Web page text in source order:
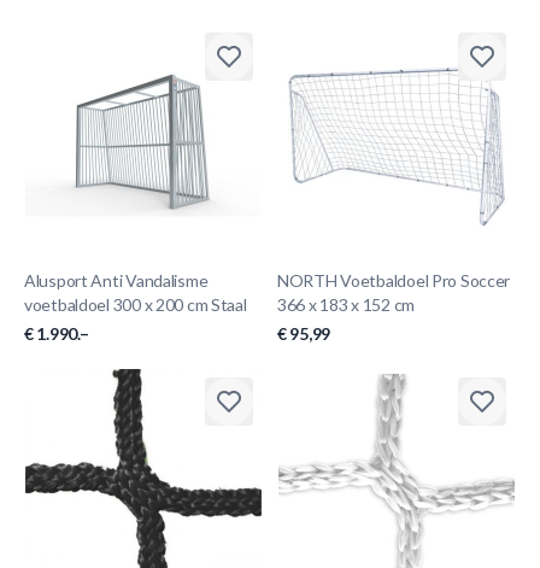
Alusport Anti Vandalisme
voetbaldoel 300 x 200 cm Staal
€ 1.990.–
NORTH Voetbaldoel Pro Soccer
366 x 183 x 152 cm
€ 95,99